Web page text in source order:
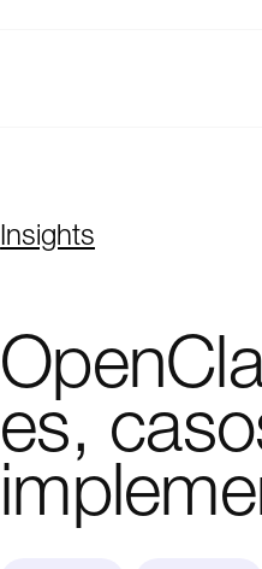
Insights
es,